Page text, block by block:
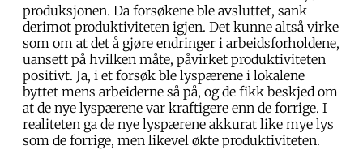
produksjonen. Da forsøkene ble avsluttet, sank
derimot produktiviteten igjen. Det kunne altså virke
som om at det å gjøre endringer i arbeidsforholdene,
uansett på hvilken måte, påvirket produktiviteten
positivt. Ja, i et forsøk ble lyspærene i lokalene
byttet mens arbeiderne så på, og de fikk beskjed om
at de nye lyspærene var kraftigere enn de forrige. I
realiteten ga de nye lyspærene akkurat like mye lys
som de forrige, men likevel økte produktiviteten.